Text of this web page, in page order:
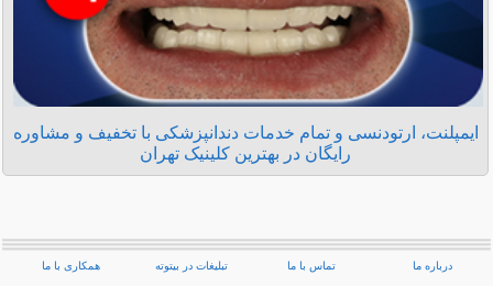
ایمپلنت، ارتودنسی و تمام خدمات دندانپزشکی با تخفیف و مشاوره
رایگان در بهترین کلینیک تهران
درباره ما تماس با ما تبلیغات در بیتوته همکاری با ما